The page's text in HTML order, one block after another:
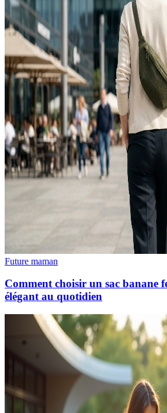
Future maman
Comment choisir un sac banane
élégant au quotidien